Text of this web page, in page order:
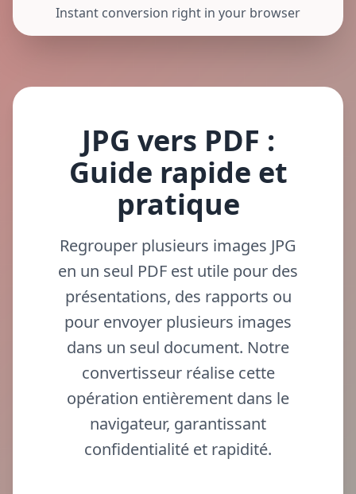
Instant conversion right in your browser
JPG vers PDF :
Guide rapide et
pratique
Regrouper plusieurs images JPG
en un seul PDF est utile pour des
présentations, des rapports ou
pour envoyer plusieurs images
dans un seul document. Notre
convertisseur réalise cette
opération entièrement dans le
navigateur, garantissant
confidentialité et rapidité.